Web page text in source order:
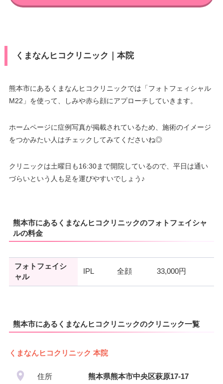
くまなんヒコクリニック｜本院
熊本市にあるくまなんヒコクリニックでは「フォトフェィシャル
M22」を使って、しみや赤ら顔にアプローチしていきます。
ホームページに症例写真が掲載されているため、施術のイメージ
をつかみたい人はチェックしてみてくださいね◎
クリニックは土曜日も16:30まで開院しているので、平日は通い
づらいという人も足を運びやすいでしょう♪
熊本市にあるくまなんヒコクリニックのフォトフェイシャ
ルの料金
フォトフェイシ
ャル
IPL 全顔 33,000円
熊本市にあるくまなんヒコクリニックのクリニック一覧
くまなんヒコクリニック 本院
住所 熊本県熊本市中央区萩原17-17